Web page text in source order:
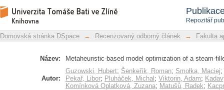
Repozitář
Metaheuristic-based model
Repozitář DSpace/Manakin
Domovská stránka DSpace → Recenzovaný odborný článek → Fakulta
Název: Metaheuristic-based model optimization of a steam-
Autor:
Guzowski, Hubert; Šenkeřík, Roman; Smołka, Maciej;
Pekař, Libor; Pluháček, Michal ; Viktorin, Adam;
Komínková Oplatková, Zuzana; Matušů, Radek;